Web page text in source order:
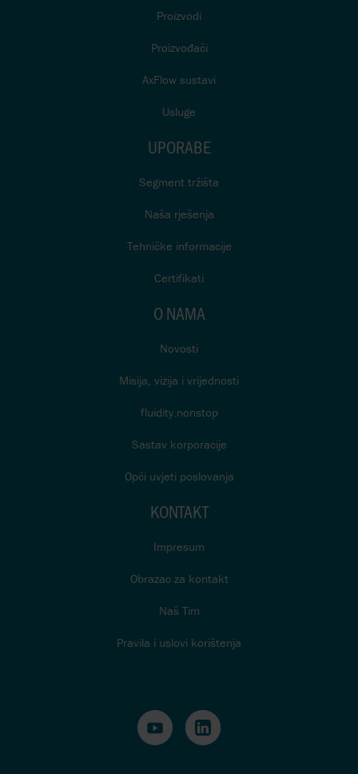
Proizvodi
Proizvođači
AxFlow sustavi
Usluge
UPORABE
Segment tržišta
Naša rješenja
Tehničke informacije
Certifikati
O NAMA
Novosti
Misija, vizija i vrijednosti
fluidity.nonstop
Sastav korporacije
Opći uvjeti poslovanja
KONTAKT
Impresum
Obrazac za kontakt
Naš Tim
Pravila i uslovi korištenja